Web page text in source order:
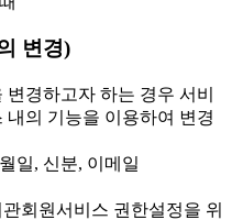
변경)
경하고자 하는 경우 서비
내의 기능을 이용하여 변경
일, 신분, 이메일
회원서비스 권한설정을 위